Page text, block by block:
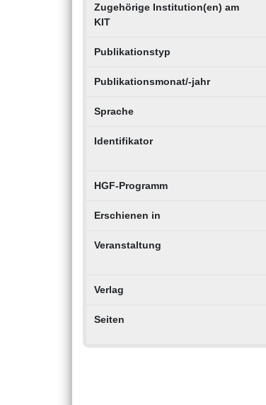
Zugehörige Institution(en) am
KIT
Publikationstyp
Publikationsmonat/-jahr
Sprache
Identifikator
HGF-Programm
Erschienen in
Veranstaltung
Verlag
Seiten